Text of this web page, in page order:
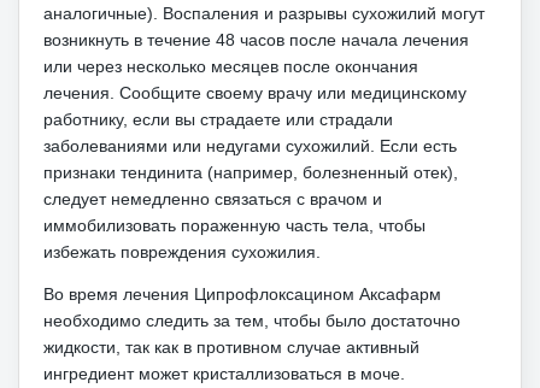
аналогичные). Воспаления и разрывы сухожилий могут
возникнуть в течение 48 часов после начала лечения
или через несколько месяцев после окончания
лечения. Сообщите своему врачу или медицинскому
работнику, если вы страдаете или страдали
заболеваниями или недугами сухожилий. Если есть
признаки тендинита (например, болезненный отек),
следует немедленно связаться с врачом и
иммобилизовать пораженную часть тела, чтобы
избежать повреждения сухожилия.
Во время лечения Ципрофлоксацином Аксафарм
необходимо следить за тем, чтобы было достаточно
жидкости, так как в противном случае активный
ингредиент может кристаллизоваться в моче.